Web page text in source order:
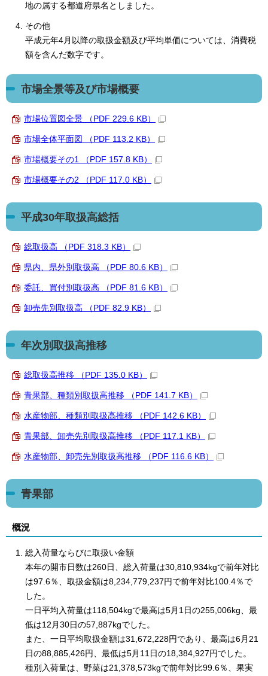
地の属する都道府県名としました。
その他
平成元年4月以降の取扱金額及び平均単価については、消費税
額を含んだ数字です。
市場全景等及び市場概要
市場位置図全景 （PDF 229.6 KB）
市場全体平面図 （PDF 113.2 KB）
市場概要その1 （PDF 157.8 KB）
市場概要その2 （PDF 117.0 KB）
平成30年取扱高総括
総取扱高 （PDF 318.3 KB）
県内、県外別取扱高 （PDF 80.6 KB）
委託、買付別取扱高 （PDF 81.6 KB）
卸売先別取扱高 （PDF 82.9 KB）
年次別取扱高推移
総取扱高推移 （PDF 135.0 KB）
青果部、種類別取扱高推移 （PDF 141.7 KB）
水産物部、種類別取扱高推移 （PDF 142.6 KB）
青果部、卸売先別取扱高推移 （PDF 117.1 KB）
水産物部、卸売先別取扱高推移 （PDF 116.6 KB）
青果部
概況
総入荷量ならびに取扱い金額
本年の開市日数は260日、総入荷量は30,810,934kgで前年対比
は97.6％、取扱金額は8,234,779,237円で前年対比100.4％で
した。
一日平均入荷量は118,504kgで最高は5月1日の255,006kg、最
低は12月30日の57,887kgでした。
また、一日平均取扱金額は31,672,228円であり、最高は6月21
日の88,885,426円、最低は5月11日の18,384,927円でした。
種別入荷量は、野菜は21,378,573kgで前年対比99.6％、果実